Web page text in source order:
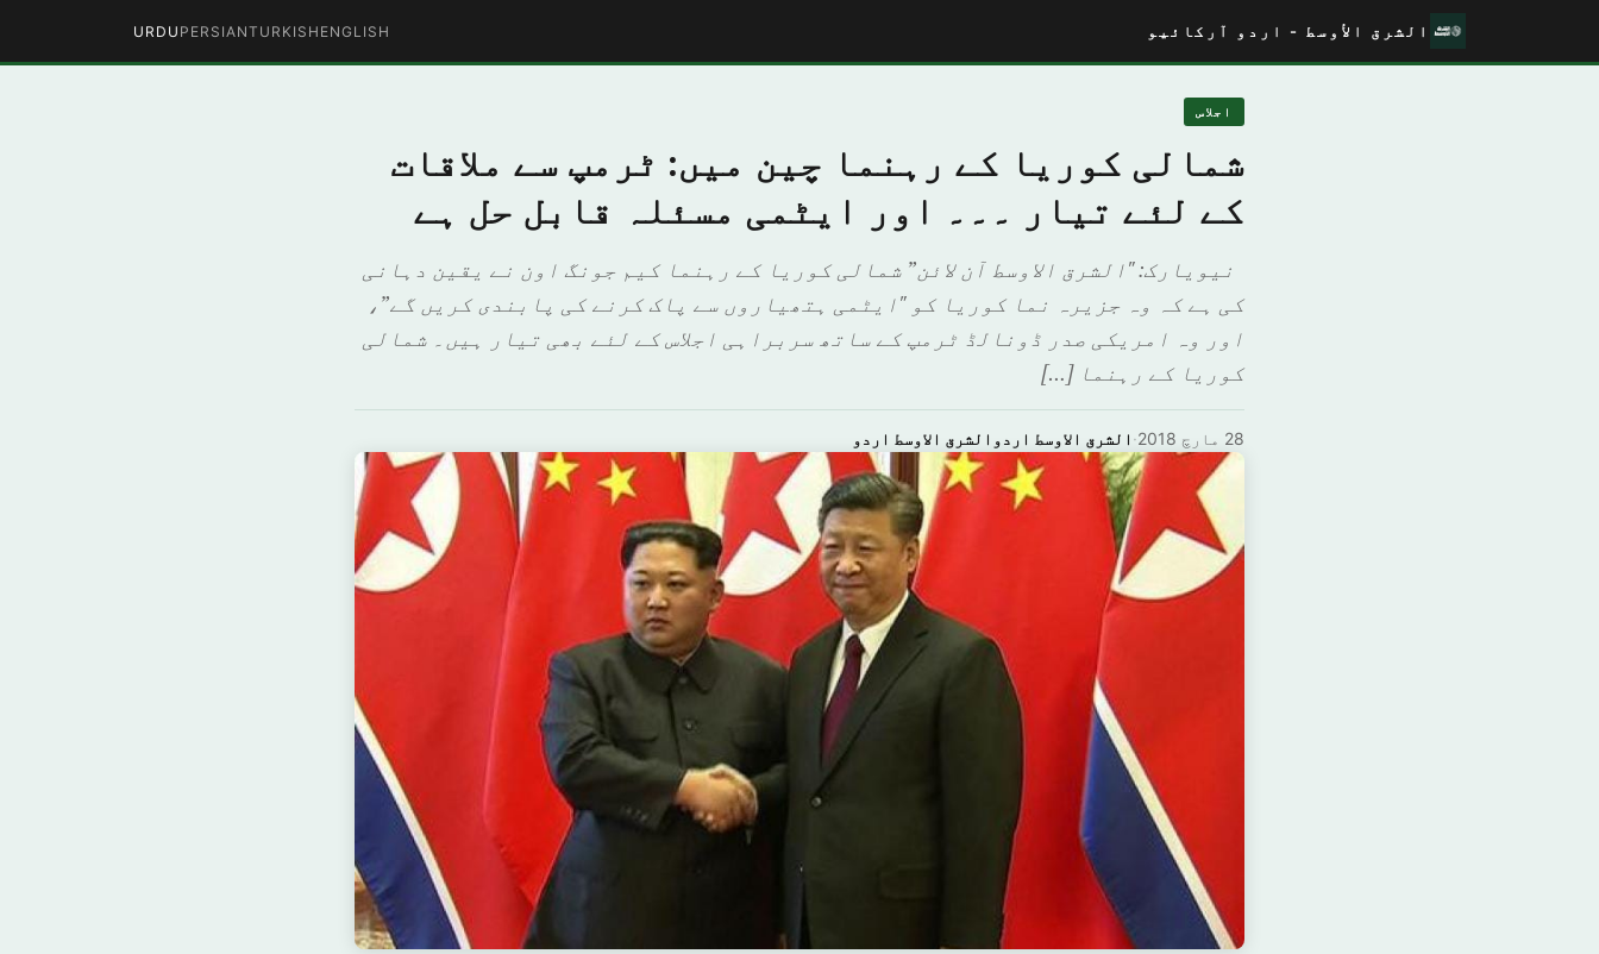
الشرق الأوسط - اردو آرکائیو ENGLISH
TURKISH
PERSIAN
URDU
اجلاس
شمالی کوریا کے رہنما چین میں: ٹرمپ سے ملاقات
کے لئے تیار ۔۔۔ اور ایٹمی مسئلہ قابل حل ہے
نیویارک: "الشرق الاوسط آن لائن” شمالی کوریا کے رہنما کیم جونگ اون نے یقین دہانی
کی ہے کہ وہ جزیرہ نما کوریا کو "ایٹمی ہتھیاروں سے پاک کرنے کی پابندی کریں گے”،
اور وہ امریکی صدر ڈونالڈ ٹرمپ کے ساتھ سربراہی اجلاس کے لئے بھی تیار ہیں۔ شمالی
کوریا کے رہنما […]
الشرق الاوسط اردوالشرق الاوسط اردو · 28 مارچ 2018